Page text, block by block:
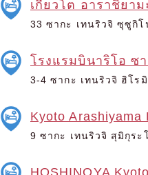
เกียวโต อาราชิยา
33 ซากะ เทนริวจิ ซุซูกิโ
โรงแรมบินาริโอ ซ
3-4 ซากะ เทนริวจิ ฮิโรมิ
Kyoto Arashiyama
9 ซากะ เทนริวจิ สุมิกุระ
HOSHINOYA Kyoto